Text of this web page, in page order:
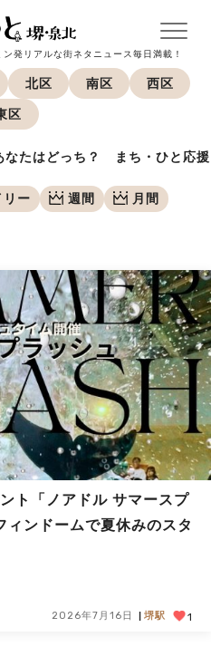
発リアルな街ネタニュース毎日満載！
北区 南区 西区
区
なたはどっち？ まち・ひと応援
リー 週間 月間
ト「ノアドル サマースプ
ィンドームで夏休みのスタ
2026年7月16日 堺駅 1